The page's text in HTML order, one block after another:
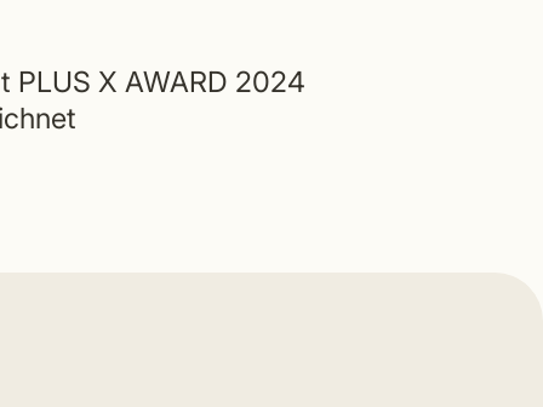
PLUS X AWARD 2024